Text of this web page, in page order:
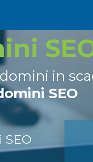
in
SEO